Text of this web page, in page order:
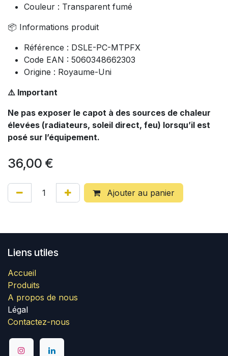
Couleur : Transparent fumé
📦 Informations produit
Référence : DSLE-PC-MTPFX
Code EAN : 5060348662303
Origine : Royaume-Uni
⚠️ Important
Ne pas exposer le capot à des sources de chaleur
élevées (radiateurs, soleil direct, feu) lorsqu’il est
posé sur l’équipement.
36,00 €
Ajouter au panier
Liens utiles
Accueil
Produits
A propos de nous
Légal
Contactez-nous